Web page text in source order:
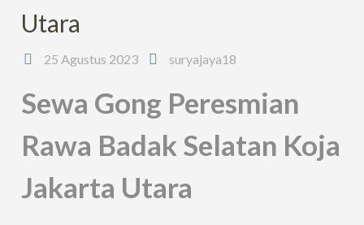
Utara
25 Agustus 2023 suryajaya18
Sewa Gong Peresmian
Rawa Badak Selatan Koja
Jakarta Utara